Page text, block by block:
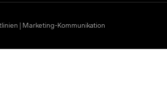
| Marketing-Kommunikation